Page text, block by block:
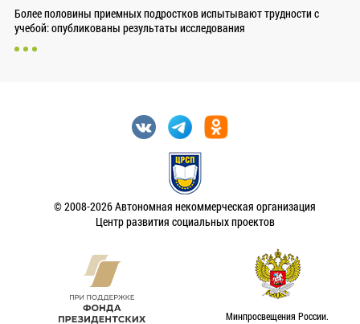
Более половины приемных подростков испытывают трудности с
учебой: опубликованы результаты исследования
© 2008-2026 Автономная некоммерческая организация
Центр развития социальных проектов
Минпросвещения России.